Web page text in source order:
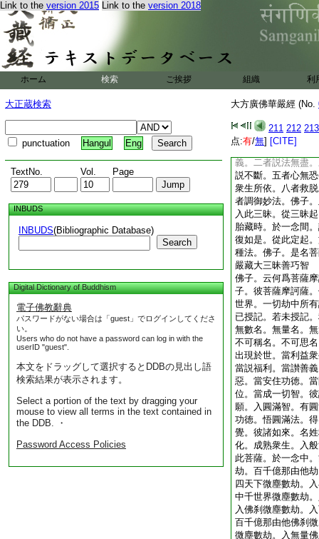
Link to the version 2015 Link to the version 2018
ホーム 検索 ご挨拶 組織 利
大正蔵検索
punctuation Hangul Eng
TextNo. Vol. Page
INBUDS
INBUDS(Bibliographic Database)
Search
Digital Dictionary of Buddhism
電子佛教辭典
パスワードがない場合は「guest」でログインしてくださ
い。
Users who do not have a password can log in with the
userID "guest".
本文をドラッグして選択するとDDBの見出し語
検索結果が表示されます。
Select a portion of the text by dragging your
mouse to view all terms in the text contained in
the DDB. ・
Password Access Policies
大方廣佛華嚴經 (No.
211 212 213
点:有/無] [CITE]
過去諸衆生。則知
儀式。則知過去諸
清淨藏。於一念中
百千劫。能入百千
入不可量劫。能入
可説劫。佛子。彼
滅現在。不縁過去
三昧起。於如來所
亦得。亦清淨。亦
平等了知。三輪清
義。二者説法無盡
説不斷。五者心無
衆生所依。八者救
者調御妙法。佛子
入此三昧。從三昧
胎藏時。於一念間
復如是。從此定起
種法。佛子。是名
嚴藏大三昧善巧智
佛子。云何爲菩薩
子。彼菩薩摩訶薩
世界。一切劫中所
已授記。若未授記
無數名。無量名。
不可稱名。不可思
出現於世。當利益
當説福利。當讃善
惡。當安住功徳。
位。當成一切智。
願。入圓滿智。有
功徳。悟圓滿法。
覺。彼諸如來。名
化。成熟衆生。入
此菩薩。於一念中
劫。百千億那由他
四天下微塵數劫。
中千世界微塵數劫
入佛刹微塵數劫。
百千億那由他佛刹
微塵數劫。入無量